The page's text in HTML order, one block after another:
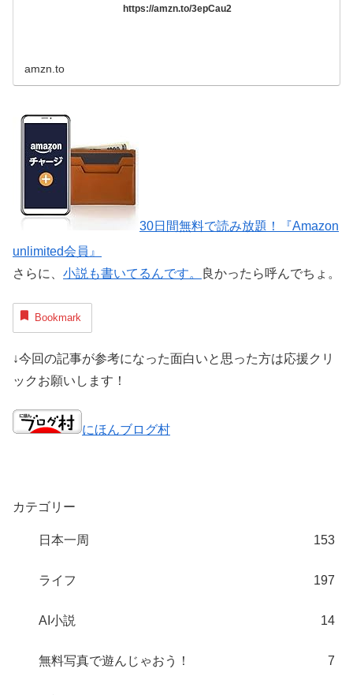
https://amzn.to/3epCau2
amzn.to
30日間無料で読み放題！『Amazon
unlimited会員』
さらに、 小説も書いてるんです。 良かったら呼んでちょ。
Bookmark
↓今回の記事が参考になった面白いと思った方は応援クリ
ックお願いします！
にほんブログ村
カテゴリー
日本一周 153
ライフ 197
AI小説 14
無料写真で遊んじゃおう！ 7